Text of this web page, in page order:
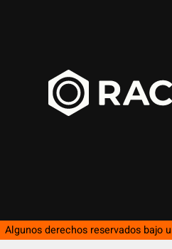
Algunos derechos reservados bajo